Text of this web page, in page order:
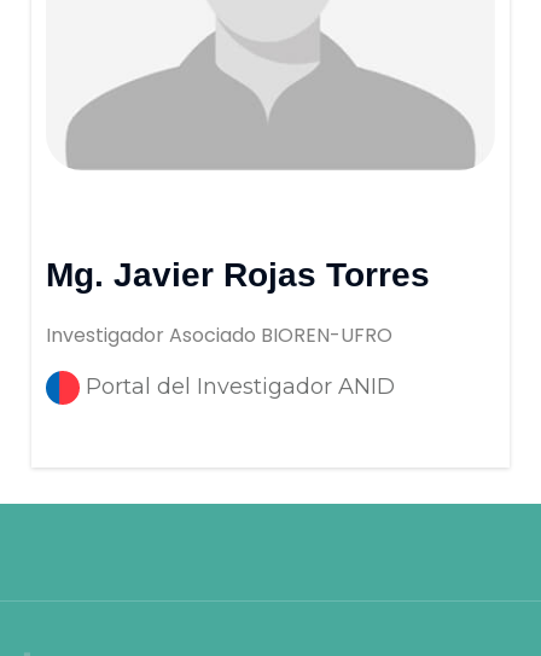
Mg. Javier Rojas Torres
Investigador Asociado BIOREN-UFRO
Portal del Investigador ANID